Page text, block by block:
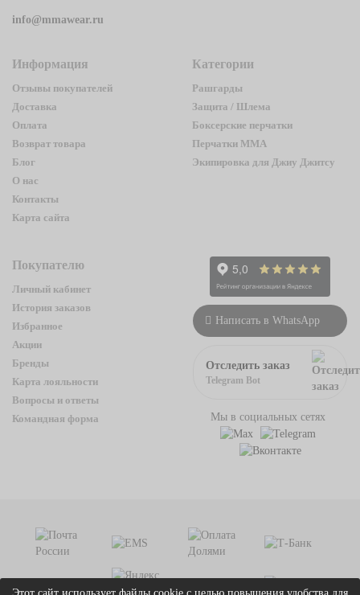
info@mmawear.ru
Информация
Отзывы покупателей
Доставка
Оплата
Возврат товара
Блог
О нас
Контакты
Карта сайта
Категории
Рашгарды
Защита / Шлема
Боксерские перчатки
Перчатки ММА
Экипировка для Джиу Джитсу
Покупателю
Личный кабинет
История заказов
Избранное
Акции
Бренды
Карта лояльности
Вопросы и ответы
Командная форма
Написать в WhatsApp
Отследить заказ
Telegram Bot
Мы в социальных сетях